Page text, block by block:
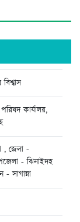
কার্যালয়,
, জেলা -
- ঝিনাইদহ
সাগান্না